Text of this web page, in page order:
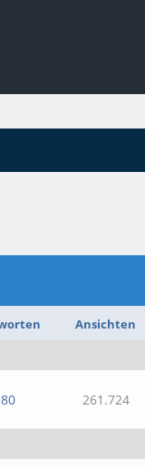
Ansichten
80 261.724